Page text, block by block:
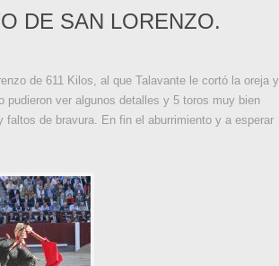
DE SAN LORENZO.
de 611 Kilos, al que Talavante le cortó la oreja y
pudieron ver algunos detalles y 5 toros muy bien
de bravura. En fin el aburrimiento y a esperar